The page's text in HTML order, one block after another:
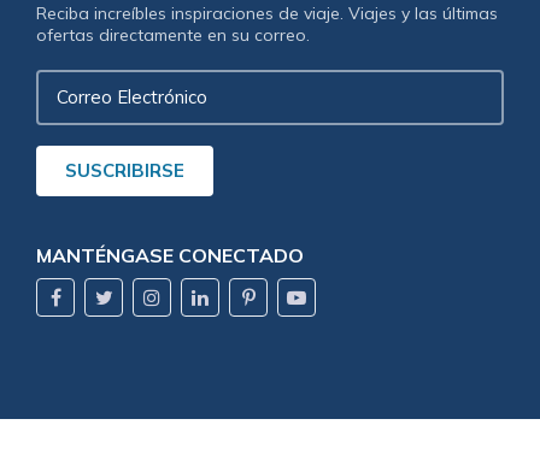
Reciba increíbles inspiraciones de viaje. Viajes y las últimas
ofertas directamente en su correo.
Correo
Electrónico
SUSCRIBIRSE
MANTÉNGASE CONECTADO